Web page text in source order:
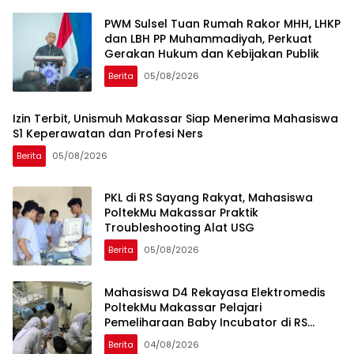
PWM Sulsel Tuan Rumah Rakor MHH, LHKP
dan LBH PP Muhammadiyah, Perkuat
Gerakan Hukum dan Kebijakan Publik
Berita 05/08/2026
Izin Terbit, Unismuh Makassar Siap Menerima Mahasiswa
S1 Keperawatan dan Profesi Ners
Berita 05/08/2026
PKL di RS Sayang Rakyat, Mahasiswa
PoltekMu Makassar Praktik
Troubleshooting Alat USG
Berita 05/08/2026
Mahasiswa D4 Rekayasa Elektromedis
PoltekMu Makassar Pelajari
Pemeliharaan Baby Incubator di RS
Unhas
Berita 04/08/2026